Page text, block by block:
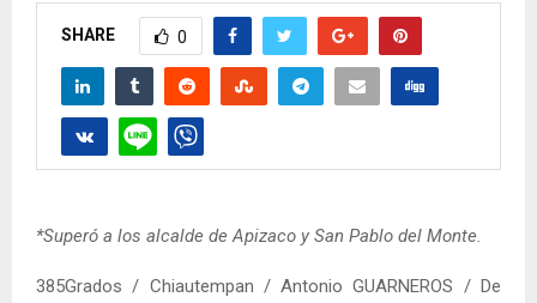
SHARE 0
*Superó a los alcalde de Apizaco y San Pablo del Monte.
385Grados / Chiautempan / Antonio GUARNEROS / De